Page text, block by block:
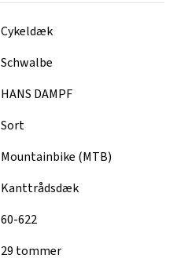
Cykeldæk
Schwalbe
HANS DAMPF
Sort
Mountainbike (MTB)
Kanttrådsdæk
60-622
29 tommer